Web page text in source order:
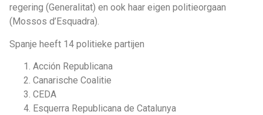
regering (Generalitat) en ook haar eigen politieorgaan
(Mossos d’Esquadra).
Spanje heeft 14 politieke partijen
Acción Republicana
Canarische Coalitie
CEDA
Esquerra Republicana de Catalunya